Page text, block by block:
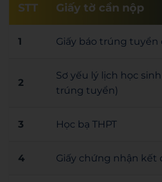
STT Giấy tờ cần nộp
1 Giấy báo trúng tuyển
2
Sơ yếu lý lịch học
trúng tuyển)
3 Học bạ THPT
4 Giấy chứng nhận kết